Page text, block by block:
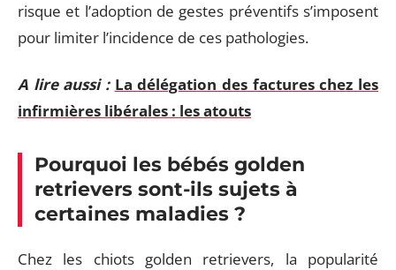
risque et l’adoption de gestes préventifs s’imposent
pour limiter l’incidence de ces pathologies.
A lire aussi : La délégation des factures chez les
infirmières libérales : les atouts
Pourquoi les bébés golden
retrievers sont-ils sujets à
certaines maladies ?
Chez les chiots golden retrievers, la popularité